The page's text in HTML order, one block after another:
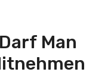
Man